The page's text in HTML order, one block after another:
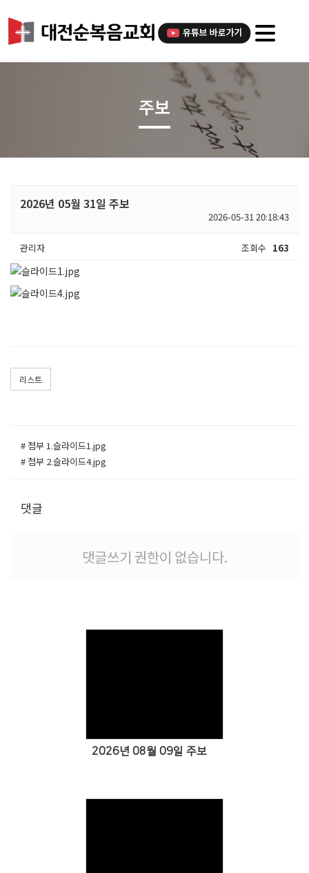
주보
2026년 05월 31일 주보
2026-05-31 20:18:43
관리자 조회수 163
리스트
# 첨부 1.슬라이드1.jpg
# 첨부 2.슬라이드4.jpg
댓글
댓글쓰기 권한이 없습니다.
2026년 08월 09일 주보